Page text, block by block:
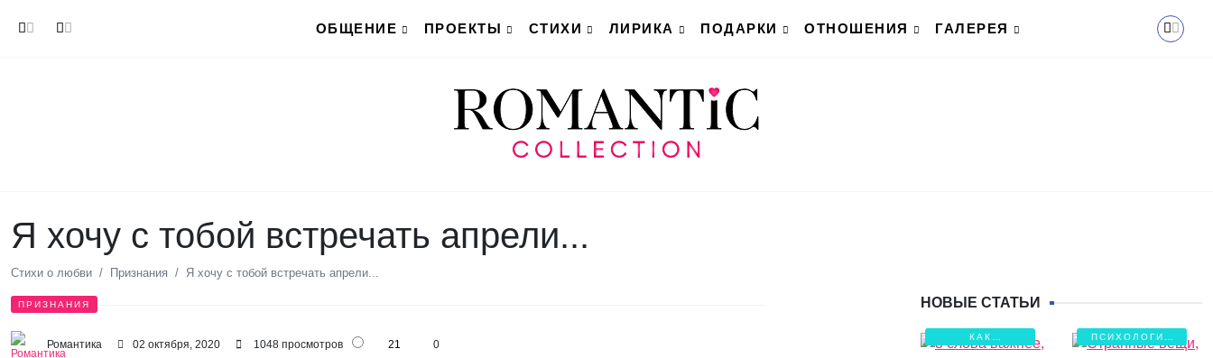
ОБЩЕНИЕ
ПРОЕКТЫ СТИХИ ЛИРИКА ПОДАРКИ ОТНОШЕНИЯ ГАЛЕРЕЯ
Я хочу с тобой встречать апрели...
Стихи о любви Признания Я хочу с тобой встречать апрели...
ПРИЗНАНИЯ
Романтика 02 октября, 2020 1048 просмотров 21 0
НОВЫЕ СТАТЬИ
КАК
СОХРАНИТЬ
ПСИХОЛОГИЯ
ЛЮБВИ